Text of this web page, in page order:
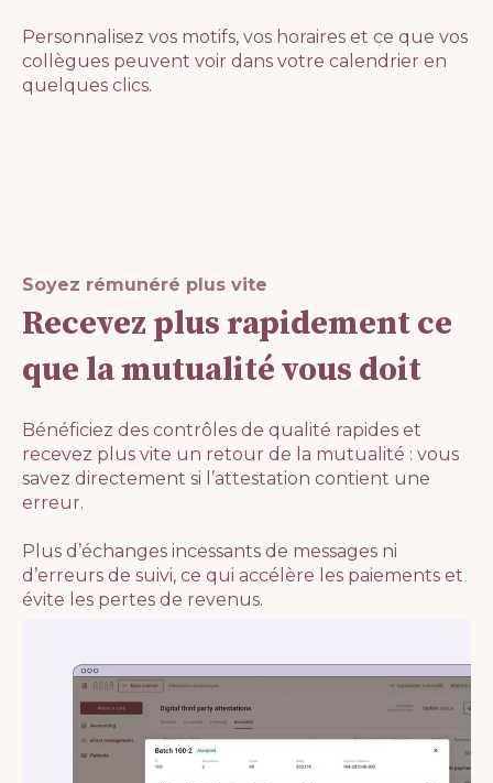
Personnalisez vos motifs, vos horaires et ce que vos
collègues peuvent voir dans votre calendrier en
quelques clics.
Soyez rémunéré plus vite
Recevez plus rapidement ce
que la mutualité vous doit
Bénéficiez des contrôles de qualité rapides et
recevez plus vite un retour de la mutualité : vous
savez directement si l’attestation contient une
erreur.
Plus d’échanges incessants de messages ni
d’erreurs de suivi, ce qui accélère les paiements et
évite les pertes de revenus.